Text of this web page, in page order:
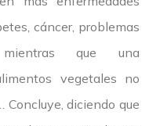
cáncer, problemas
que una
vegetales no
Concluye, diciendo que